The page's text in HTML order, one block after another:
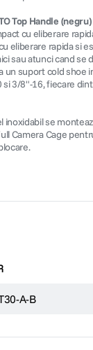
Top Handle (negru)
cu eliberare
eliberare rapida si
sau atunci cand se
un suport cold shoe
3/8"-16, fiecare
inoxidabil se
Camera Cage
A-B